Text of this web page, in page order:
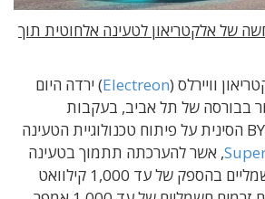
של אלקטריאון לטעינה אלחוטית תוך
וויירלס (Electreon) ירדה היום
בבורסה של תל אביב, בעקבות
הודעתה של חברת BYD הסינית על פיתוח טכנולוגיית הטעינה
, אשר להערכתה תתמוך בטעינה
מהירה של כלי רכב חשמליים בהספק של עד 1,000 קילוואט